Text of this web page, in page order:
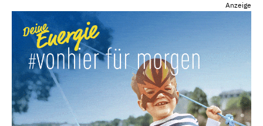
Anzeige